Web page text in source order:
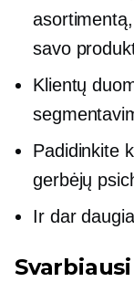
savo
Klientų
Padidinkite
gerbėjų
Ir dar